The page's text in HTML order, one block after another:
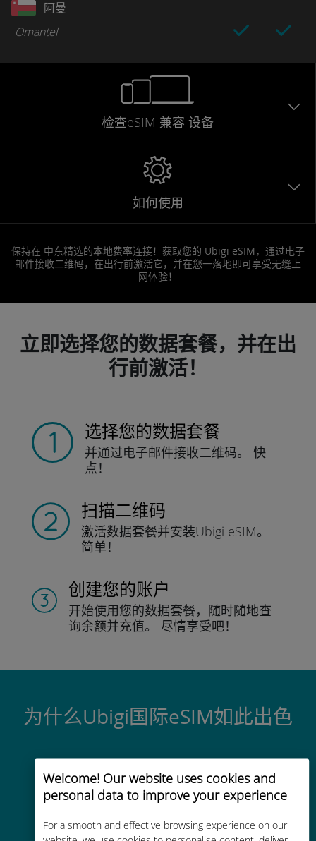
Welcome! Our website uses cookies and
personal data to improve your experience
For a smooth and effective browsing experience on our
阿曼
Omantel
检查eSIM 兼容 设备
如何使用
保持在 中东精选的本地费率连接！获取您的 Ubigi eSIM，通过电子
邮件接收二维码，在出行前激活它，并在您一落地即可享受无缝上
网体验！
立即选择您的数据套餐，并在出
行前激活！
选择您的数据套餐
并通过电子邮件接收二维码。
快
点！
扫描二维码
激活数据套餐并安装Ubigi eSIM。
简单！
创建您的账户
开始使用您的数据套餐，随时随地查
询余额并充值。 尽情享受吧！
为什么Ubigi国际eSIM如此出色
即时激活